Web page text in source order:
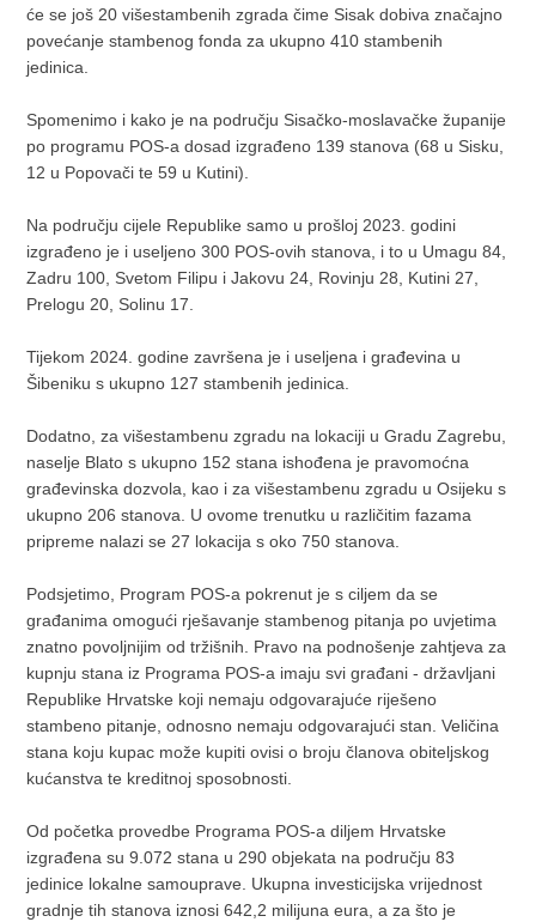
će se još 20 višestambenih zgrada čime Sisak dobiva značajno
povećanje stambenog fonda za ukupno 410 stambenih
jedinica.
Spomenimo i kako je na području Sisačko-moslavačke županije
po programu POS-a dosad izgrađeno 139 stanova (68 u Sisku,
12 u Popovači te 59 u Kutini).
Na području cijele Republike samo u prošloj 2023. godini
izgrađeno je i useljeno 300 POS-ovih stanova, i to u Umagu 84,
Zadru 100, Svetom Filipu i Jakovu 24, Rovinju 28, Kutini 27,
Prelogu 20, Solinu 17.
Tijekom 2024. godine završena je i useljena i građevina u
Šibeniku s ukupno 127 stambenih jedinica.
Dodatno, za višestambenu zgradu na lokaciji u Gradu Zagrebu,
naselje Blato s ukupno 152 stana ishođena je pravomoćna
građevinska dozvola, kao i za višestambenu zgradu u Osijeku s
ukupno 206 stanova. U ovome trenutku u različitim fazama
pripreme nalazi se 27 lokacija s oko 750 stanova.
Podsjetimo, Program POS-a pokrenut je s ciljem da se
građanima omogući rješavanje stambenog pitanja po uvjetima
znatno povoljnijim od tržišnih. Pravo na podnošenje zahtjeva za
kupnju stana iz Programa POS-a imaju svi građani - državljani
Republike Hrvatske koji nemaju odgovarajuće riješeno
stambeno pitanje, odnosno nemaju odgovarajući stan. Veličina
stana koju kupac može kupiti ovisi o broju članova obiteljskog
kućanstva te kreditnoj sposobnosti.
Od početka provedbe Programa POS-a diljem Hrvatske
izgrađena su 9.072 stana u 290 objekata na području 83
jedinice lokalne samouprave. Ukupna investicijska vrijednost
gradnje tih stanova iznosi 642,2 milijuna eura, a za što je